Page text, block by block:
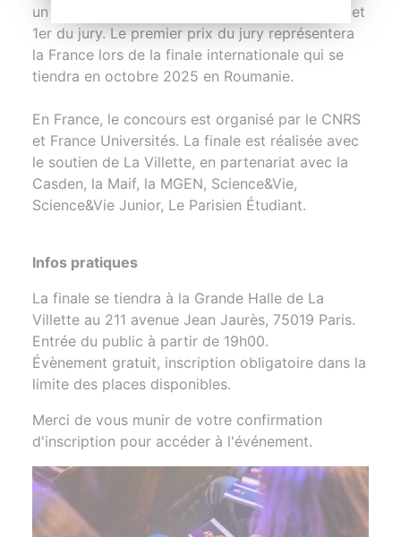
un prix du public, un prix des lycées, un 3e, 2e et
1er du jury. Le premier prix du jury représentera
la France lors de la finale internationale qui se
tiendra en octobre 2025 en Roumanie.
En France, le concours est organisé par le CNRS
et France Universités. La finale est réalisée avec
le soutien de La Villette, en partenariat avec la
Casden, la Maif, la MGEN, Science&Vie,
Science&Vie Junior, Le Parisien Étudiant.
Infos pratiques
La finale se tiendra à la Grande Halle de La
Villette au 211 avenue Jean Jaurès, 75019 Paris.
Entrée du public à partir de 19h00.
Évènement gratuit, inscription obligatoire dans la
limite des places disponibles.
Merci de vous munir de votre confirmation
d'inscription pour accéder à l'événement.